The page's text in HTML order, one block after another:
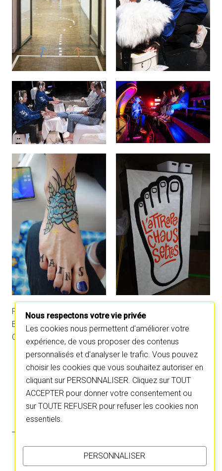
Production : La Ruse
Equipe à géométrie variable
Coproduction : L’ARC, Scène nationale du Creusot
C
i
q
u
e
z
p
o
u
r
C
q
u
e
z
p
o
u
r
Nous respectons votre vie privée
Les cookies nous permettent d'améliorer votre
expérience, de vous proposer des contenus
personnalisés et d'analyser le trafic. Vous pouvez
choisir les cookies que vous souhaitez autoriser en
cliquant sur PERSONNALISER. Cliquez sur TOUT
ACCEPTER pour donner votre consentement ou
sur TOUTE REFUSER pour refuser les cookies non
essentiels.
PERSONNALISER